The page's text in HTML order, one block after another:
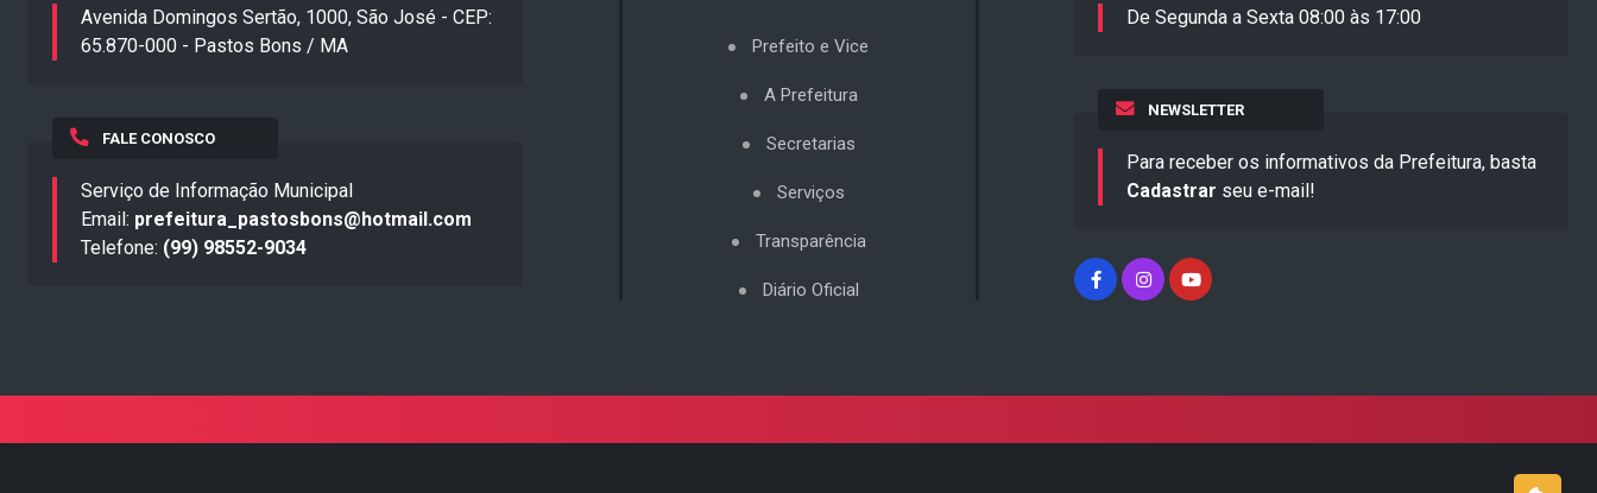
Avenida Domingos Sertão, 1000, São José - CEP:
65.870-000 - Pastos Bons / MA
FALE CONOSCO
Serviço de Informação Municipal
Email: prefeitura_pastosbons@hotmail.com
Telefone: (99) 98552-9034
Prefeito e Vice
A Prefeitura
Secretarias
Serviços
Transparência
Diário Oficial
De Segunda a Sexta 08:00 às 17:00
NEWSLETTER
Para receber os informativos da Prefeitura, basta
Cadastrar seu e-mail!